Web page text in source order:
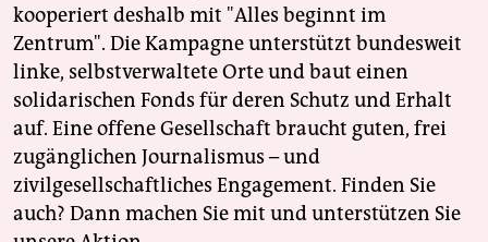
kooperiert deshalb mit "Alles beginnt im
Zentrum". Die Kampagne unterstützt bundesweit
linke, selbstverwaltete Orte und baut einen
solidarischen Fonds für deren Schutz und Erhalt
auf. Eine offene Gesellschaft braucht guten, frei
zugänglichen Journalismus – und
zivilgesellschaftliches Engagement. Finden Sie
auch? Dann machen Sie mit und unterstützen Sie